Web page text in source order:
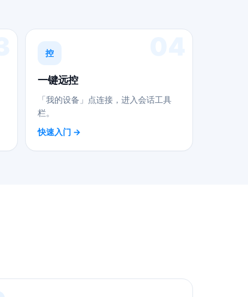
控
一键远控
「我的设备」点连接，进入会话工具
栏。
快速入门 →